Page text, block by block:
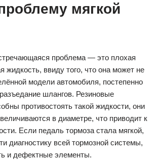
мягкой
проблема — это плохая
жидкость, ввиду того, что она может не
модели автомобиля, постепенно
шлангов. Резиновые
противостоять такой жидкости, они
в диаметре, что приводит к
Если педаль тормоза стала мягкой,
диагностику всей тормозной системы,
и дефектные элементы.